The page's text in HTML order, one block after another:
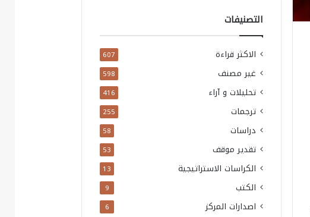
التصنيفات
الاكثر قراءة 607
غير مصنف 598
تحليلات و آراء 416
ترجمات 255
دراسات 58
تقدير موقف 53
الكراسات الاستراتيجية 13
الكتب 9
اصدارات المركز 6